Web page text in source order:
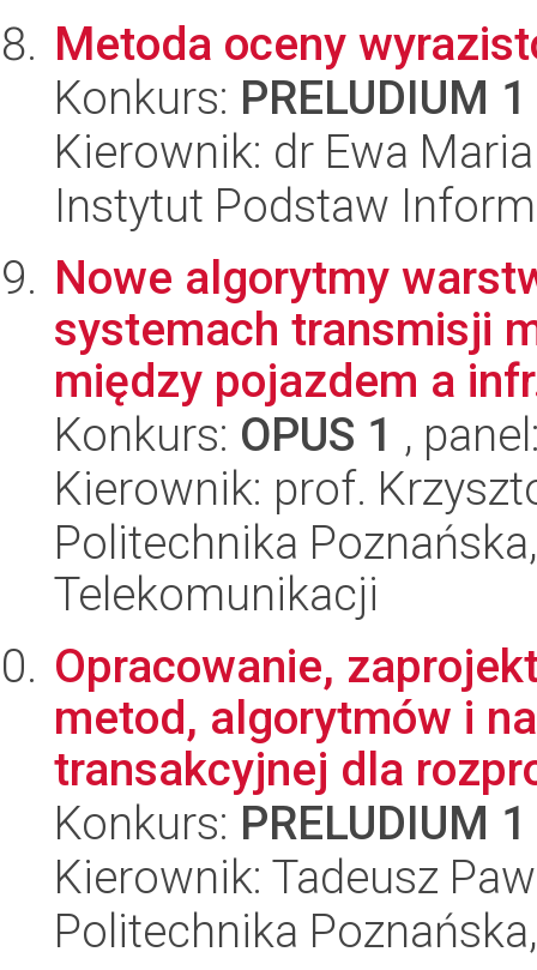
Metoda oceny
Konkurs: PRELUDIUM 1
Kierownik: dr Ewa
Instytut Podstaw
Nowe algorytmy
systemach transmisji
między pojazdem a
Konkurs: OPUS 1 ,
Kierownik: prof.
Politechnika
Telekomunikacji
Opracowanie,
metod, algorytmów i
transakcyjnej dla
Konkurs: PRELUDIUM 1
Kierownik: Tadeusz
Politechnika